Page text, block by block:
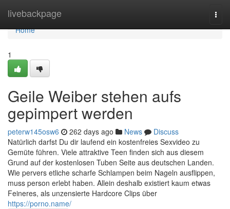
livebackpage
Home
Home
1
Geile Weiber stehen aufs
gepimpert werden
peterw145osw6 262 days ago News
Discuss
Natürlich darfst Du dir laufend ein kostenfreies Sexvideo zu
Gemüte führen. Viele attraktive Teen finden sich aus diesem
Grund auf der kostenlosen Tuben Seite aus deutschen Landen.
Wie pervers etliche scharfe Schlampen beim Nageln ausflippen,
muss person erlebt haben. Allein deshalb existiert kaum etwas
Feineres, als unzensierte Hardcore Clips über
https://porno.name/